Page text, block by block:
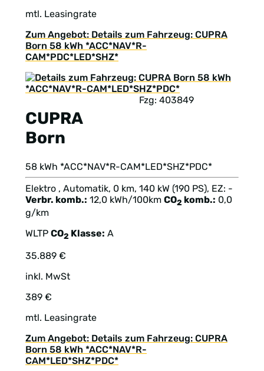
mtl. Leasingrate
Zum Angebot: Details zum Fahrzeug: CUPRA
Born 58 kWh *ACC*NAV*R-
CAM*PDC*LED*SHZ*
CUPRA
Born
Fzg: 403849
58 kWh *ACC*NAV*R-CAM*LED*SHZ*PDC*
Elektro , Automatik, 0 km, 140 kW (190 PS), EZ: -
Verbr. komb.: 12,0 kWh/100km CO2 komb.: 0,0
g/km
WLTP CO2 Klasse: A
35.889 €
inkl. MwSt
389 €
mtl. Leasingrate
Zum Angebot: Details zum Fahrzeug: CUPRA
Born 58 kWh *ACC*NAV*R-
CAM*LED*SHZ*PDC*